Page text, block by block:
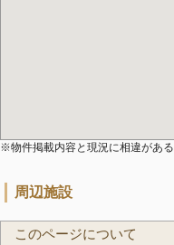
※物件掲載内容と現況に相違があ
周辺施設
このページについて